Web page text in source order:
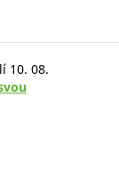
10. 08.